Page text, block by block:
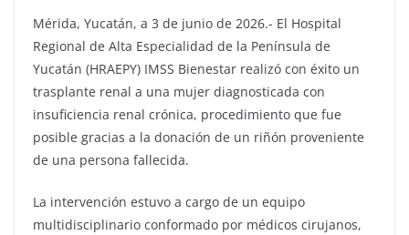
Mérida, Yucatán, a 3 de junio de 2026.- El Hospital
Regional de Alta Especialidad de la Península de
Yucatán (HRAEPY) IMSS Bienestar realizó con éxito un
trasplante renal a una mujer diagnosticada con
insuficiencia renal crónica, procedimiento que fue
posible gracias a la donación de un riñón proveniente
de una persona fallecida.
La intervención estuvo a cargo de un equipo
multidisciplinario conformado por médicos cirujanos,